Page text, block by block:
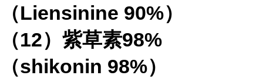
（Liensinine 90%）
（12）紫草素98%
（shikonin 98%）